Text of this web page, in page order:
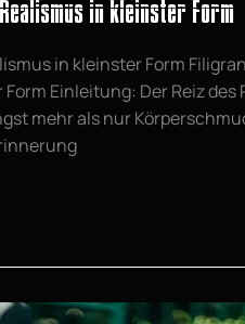
in kleinster Form
in kleinster Form
Einleitung: Der Reiz des
mehr als nur